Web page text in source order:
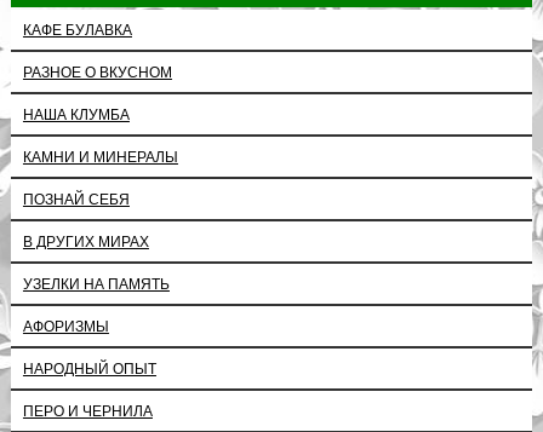
КАФЕ БУЛАВКА
РАЗНОЕ О ВКУСНОМ
НАША КЛУМБА
КАМНИ И МИНЕРАЛЫ
ПОЗНАЙ СЕБЯ
В ДРУГИХ МИРАХ
УЗЕЛКИ НА ПАМЯТЬ
АФОРИЗМЫ
НАРОДНЫЙ ОПЫТ
ПЕРО И ЧЕРНИЛА